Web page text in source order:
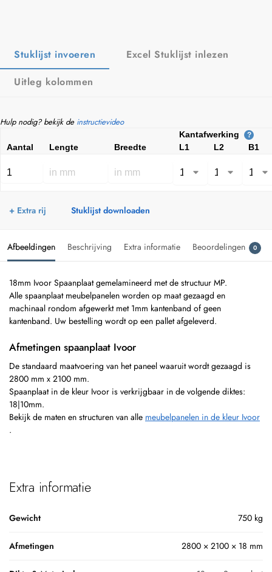
Stuklijst invoeren
Excel Stuklijst inlezen
Uitleg kolommen
Hulp nodig? bekijk de instructievideo
Kantafwerking ?
Aantal Lengte Breedte L1 L2 B1
+ Extra rij Stuklijst downloaden
Afbeeldingen Beschrijving Extra informatie Beoordelingen 0
18mm Ivoor Spaanplaat gemelamineerd met de structuur MP.
Alle spaanplaat meubelpanelen worden op maat gezaagd en
machinaal rondom afgewerkt met 1mm kantenband of geen
kantenband. Uw bestelling wordt op een pallet afgeleverd.
Afmetingen spaanplaat Ivoor
De standaard maatvoering van het paneel waaruit wordt gezaagd is
2800 mm x 2100 mm.
Spaanplaat in de kleur Ivoor is verkrijgbaar in de volgende diktes:
18|10mm.
Bekijk de maten en structuren van alle meubelpanelen in de kleur Ivoor
.
Extra informatie
Gewicht 750 kg
Afmetingen 2800 × 2100 × 18 mm